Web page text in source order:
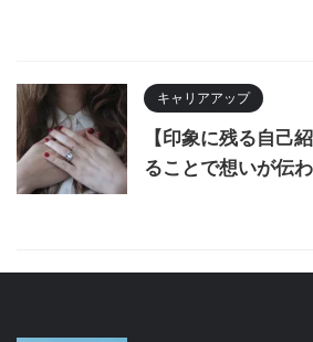
キャリアアップ
【印象に残る自己
ることで想いが伝